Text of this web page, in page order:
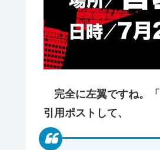
完全に左翼ですね。「
引用ポストして、